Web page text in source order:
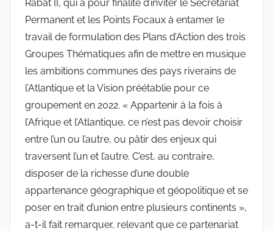
Rabat II, qui a pour finalité d’inviter le Secrétariat
Permanent et les Points Focaux à entamer le
travail de formulation des Plans d’Action des trois
Groupes Thématiques afin de mettre en musique
les ambitions communes des pays riverains de
l’Atlantique et la Vision préétablie pour ce
groupement en 2022. « Appartenir à la fois à
l’Afrique et l’Atlantique, ce n’est pas devoir choisir
entre l’un ou l’autre, ou pâtir des enjeux qui
traversent l’un et l’autre. C’est, au contraire,
disposer de la richesse d’une double
appartenance géographique et géopolitique et se
poser en trait d’union entre plusieurs continents »,
a-t-il fait remarquer, relevant que ce partenariat